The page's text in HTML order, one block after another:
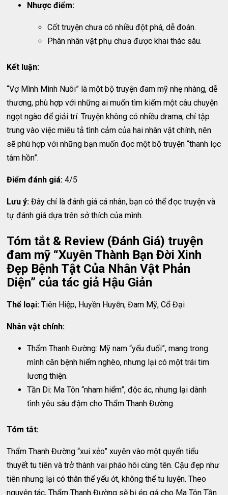
Nhược điểm:
Cốt truyện chưa có nhiều đột phá, dễ đoán.
Phân nhân vật phụ chưa được khai thác sâu.
Kết luận:
“Vợ Mình Mình Nuôi” là một bộ truyện đam mỹ nhẹ nhàng, dễ
thương, phù hợp với những ai muốn tìm kiếm một câu chuyện
ngọt ngào để giải trí. Truyện không có nhiều drama, chỉ tập
trung vào việc miêu tả tình cảm của hai nhân vật chính, nên
sẽ phù hợp với những bạn muốn đọc một bộ truyện “thanh lọc
tâm hồn”.
Điểm đánh giá: 4/5
Lưu ý: Đây chỉ là đánh giá cá nhân, bạn có thể đọc truyện và
tự đánh giá dựa trên sở thích của mình.
Tóm tắt & Review (Đánh Giá) truyện
đam mỹ “Xuyên Thành Bạn Đời Xinh
Đẹp Bệnh Tật Của Nhân Vật Phản
Diện” của tác giả Hậu Giản
Thể loại: Tiên Hiệp, Huyền Huyễn, Đam Mỹ, Cổ Đại
Nhân vật chính:
Thẩm Thanh Đường: Mỹ nam “yếu đuối”, mang trong
mình căn bệnh hiểm nghèo, nhưng lại có một trái tim
lương thiện.
Tần Di: Ma Tôn “nham hiểm”, độc ác, nhưng lại dành
tình yêu sâu đậm cho Thẩm Thanh Đường.
Tóm tắt:
Thẩm Thanh Đường “xui xẻo” xuyên vào một quyển tiểu
thuyết tu tiên và trở thành vai pháo hôi cùng tên. Cậu đẹp như
tiên nhưng lại có thân thể yếu ớt, không thể tu luyện. Theo
nguyên tác, Thẩm Thanh Đường sẽ bị ép gả cho Ma Tôn Tần